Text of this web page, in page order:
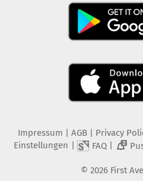
Impressum | AGB | Privacy
Einstellungen | FAQ| 2
© 2026 First